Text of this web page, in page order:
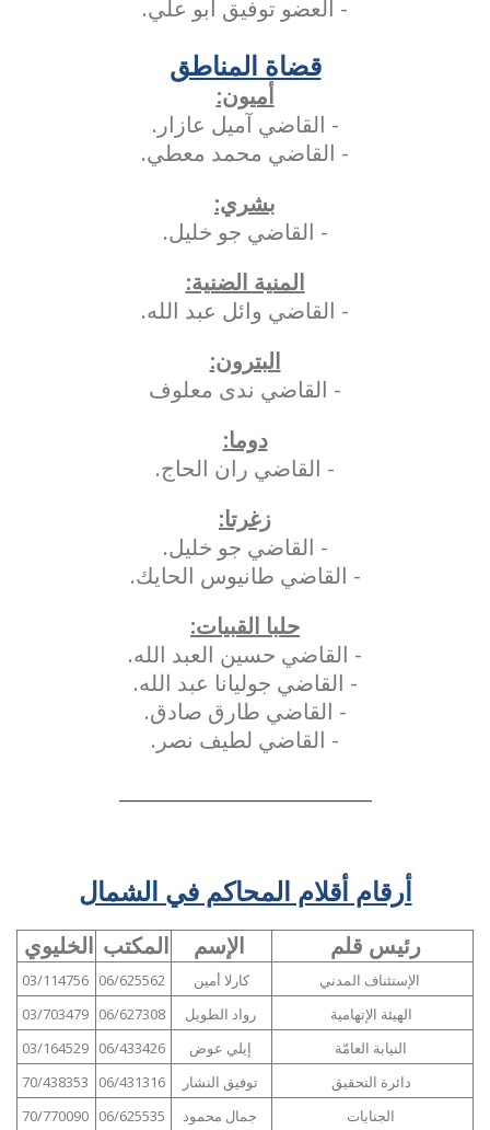
- العضو توفيق ابو علي.
قضاة المناطق
أميون:
- القاضي آميل عازار.
- القاضي محمد معطي.
بشري:
- القاضي جو خليل.
المنية الضنية:
- القاضي وائل عبد الله.
البترون:
- القاضي ندى معلوف
دوما:
- القاضي ران الحاج.
زغرتا:
- القاضي جو خليل.
- القاضي طانيوس الحايك.
حلبا القبيات:
- القاضي حسين العبد الله.
- القاضي جوليانا عبد الله.
- القاضي طارق صادق.
- القاضي لطيف نصر.
أرقام أقلام المحاكم في الشمال
رئيس قلم الإسم المكتب الخليوي
الإستئناف المدني كارلا أمين
03/114756
الهيئة الإتهامية
رواد الطويل
03/703479
النيابة العامّة
إيلي عوض
03/164529
دائرة التحقيق
توفيق النشار
الجنايات
جمال محمود
70/770090